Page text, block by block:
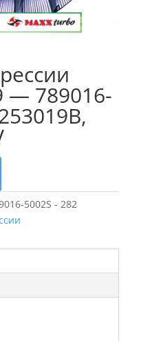
— 789016-
5002S - 282